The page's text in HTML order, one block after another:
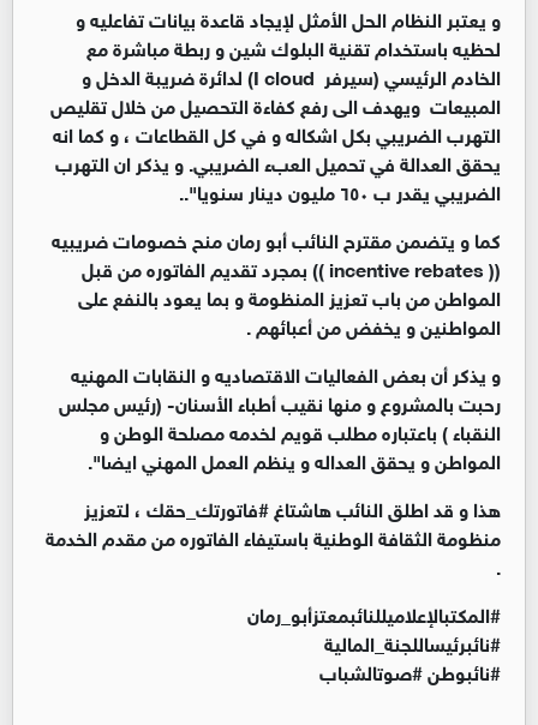
و يعتبر النظام الحل الأمثل لإيجاد قاعدة بيانات تفاعليه و
لحظيه باستخدام تقنية البلوك شين و ربطة مباشرة مع
الخادم الرئيسي (سيرفر I cloud) لدائرة ضريبة الدخل و
المبيعات ويهدف الى رفع كفاءة التحصيل من خلال تقليص
التهرب الضريبي بكل اشكاله و في كل القطاعات ، و كما انه
يحقق العدالة في تحميل العبء الضريبي. و يذكر ان التهرب
الضريبي يقدر ب ٦٥٠ مليون دينار سنويا"..
كما و يتضمن مقترح النائب أبو رمان منح خصومات ضريبيه
(( incentive rebates )) بمجرد تقديم الفاتوره من قبل
المواطن من باب تعزيز المنظومة و بما يعود بالنفع على
المواطنين و يخفض من أعبائهم .
و يذكر أن بعض الفعاليات الاقتصاديه و النقابات المهنيه
رحبت بالمشروع و منها نقيب أطباء الأسنان- (رئيس مجلس
النقباء ) باعتباره مطلب قويم لخدمه مصلحة الوطن و
المواطن و يحقق العداله و ينظم العمل المهني ايضا".
هذا و قد اطلق النائب هاشتاغ #فاتورتك_حقك ، لتعزيز
منظومة الثقافة الوطنية باستيفاء الفاتوره من مقدم الخدمة
.
#المكتبالإعلاميللنائبمعتزأبو_رمان
#نائبرئيساللجنة_المالية
#نائبوطن #صوتالشباب